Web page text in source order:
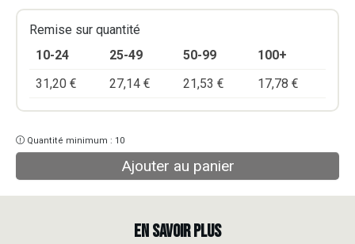
Remise sur quantité
10-24
25-49 50-99
100+
31,20 € 27,14 € 21,53 € 17,78 €
Quantité minimum : 10
Ajouter au panier
EN SAVOIR PLUS